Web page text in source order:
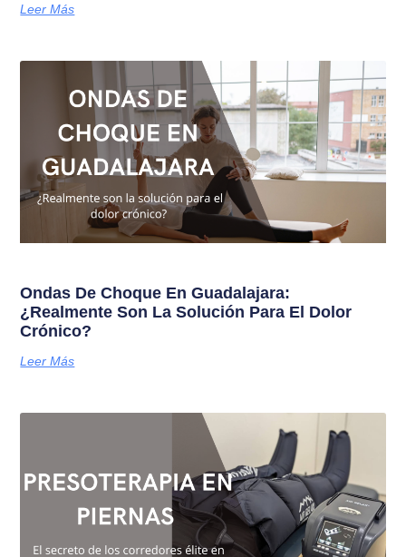
Leer Más
Ondas De Choque En Guadalajara:
¿Realmente Son La Solución Para El Dolor
Crónico?
Leer Más